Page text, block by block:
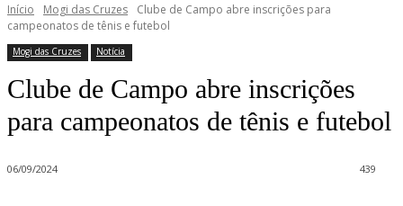
Início Mogi das Cruzes
Clube de Campo abre inscrições para
campeonatos de tênis e futebol
Mogi das Cruzes Notícia
Clube de Campo abre inscrições
para campeonatos de tênis e futebol
06/09/2024 439